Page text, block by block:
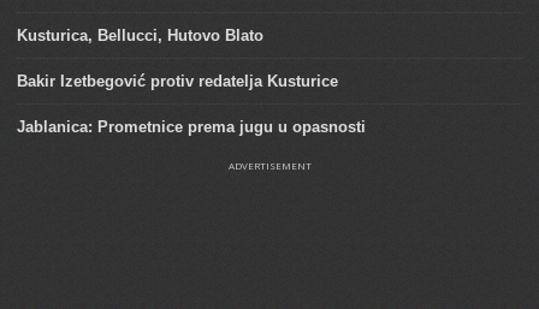
Kusturica, Bellucci, Hutovo Blato
Bakir Izetbegović protiv redatelja Kusturice
Jablanica: Prometnice prema jugu u opasnosti
ADVERTISEMENT